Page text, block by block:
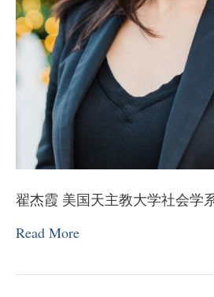
翟杰霞 美国天主教大学社会学
Read More